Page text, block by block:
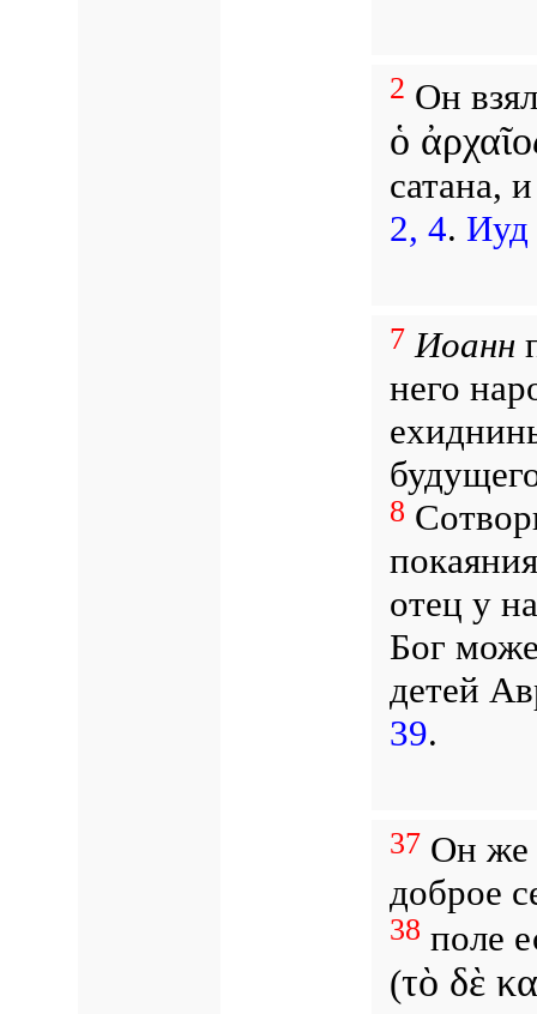
2 Он
ὁ
сатана,
2, 4. Иуд
7 Иоанн
него
8
отец у
Бог
детей
39.
37 Он же
доброе
38 поле
(τὸ δὲ